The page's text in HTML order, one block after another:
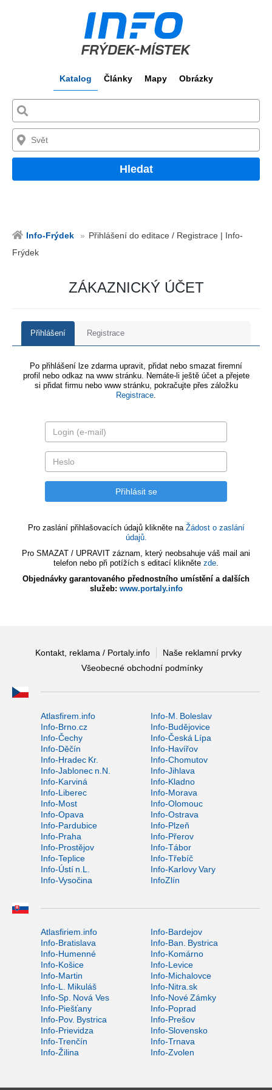
Katalog Články Mapy Obrázky
Hledat
Info-Frýdek
Přihlášení do editace / Registrace | Info-
Frýdek
ZÁKAZNICKÝ ÚČET
Přihlášení Registrace
Po přihlášení lze zdarma upravit, přidat nebo smazat firemní
profil nebo odkaz na www stránku. Nemáte-li ještě účet a přejete
si přidat firmu nebo www stránku, pokračujte přes záložku
Registrace.
Pro zaslání přihlašovacích údajů klikněte na Žádost o zaslání
údajů.
Pro SMAZAT / UPRAVIT záznam, který neobsahuje váš mail ani
telefon nebo při potížích s editací klikněte zde.
Objednávky garantovaného přednostního umístění a dalších
služeb: www.portaly.info
Kontakt, reklama / Portaly.info
Naše reklamní prvky
Všeobecné obchodní podmínky
Atlasfirem.info
Info-M. Boleslav
Info-Brno.cz
Info-Budějovice
Info-Čechy
Info-Česká Lípa
Info-Děčín
Info-Havířov
Info-Hradec Kr.
Info-Chomutov
Info-Jablonec n.N.
Info-Jihlava
Info-Karviná
Info-Kladno
Info-Liberec
Info-Morava
Info-Most
Info-Olomouc
Info-Opava
Info-Ostrava
Info-Pardubice
Info-Plzeň
Info-Praha
Info-Přerov
Info-Prostějov
Info-Tábor
Info-Teplice
Info-Třebíč
Info-Ústí n.L.
Info-Karlovy Vary
Info-Vysočina
InfoZlín
Atlasfiriem.info
Info-Bardejov
Info-Bratislava
Info-Ban. Bystrica
Info-Humenné
Info-Komárno
Info-Košice
Info-Levice
Info-Martin
Info-Michalovce
Info-L. Mikuláš
Info-Nitra.sk
Info-Sp. Nová Ves
Info-Nové Zámky
Info-Piešťany
Info-Poprad
Info-Pov. Bystrica
Info-Prešov
Info-Prievidza
Info-Slovensko
Info-Trenčín
Info-Trnava
Info-Žilina
Info-Zvolen